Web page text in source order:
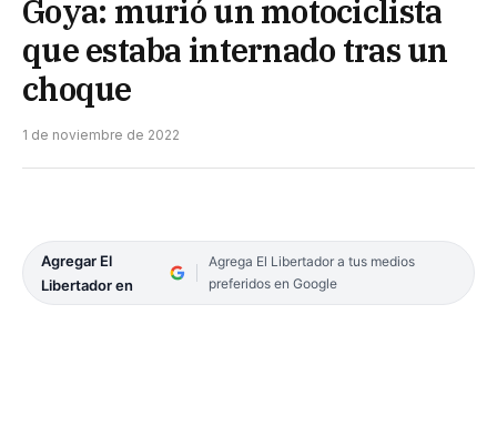
Goya: murió un motociclista
que estaba internado tras un
choque
1 de noviembre de 2022
Agregar El
Libertador en
Agrega El Libertador a tus medios
preferidos en Google